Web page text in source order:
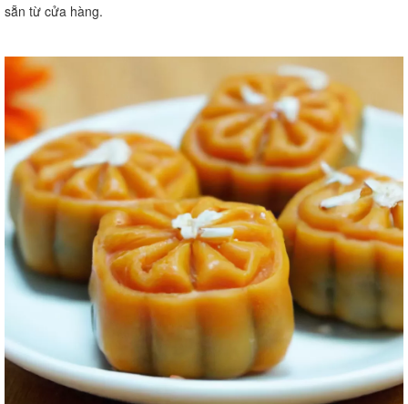
sẵn từ cửa hàng.